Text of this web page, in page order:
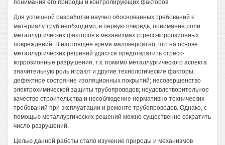
понимания его природы и контролирующих факторов.
Для успешной разработки научно обоснованных требований к
материалу труб необходимо, в первую очередь, понимание роли
металлургических факторов в механизмах стресс-коррозионных
повреждений. В настоящее время маловероятно, что на основе
металлургических решений удастся предотвратить стресс-
коррозионные разрушения, т.к. помимо металлургического аспекта
значительную роль играют и другие технологические факторы:
дефектное состояние изоляционных покрытий; несовершенство
электрохимической защиты трубопроводов; неудовлетворительное
качество строительства и несоблюдение нормативно-технических
требований при эксплуатации и ремонте трубопроводов. Однако, с
помощью металлургических решений можно существенно сократить
число разрушений.
Целью данной работы стало изучение природы и механизмов